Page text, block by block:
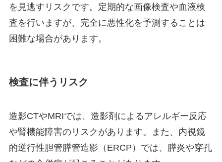
を見逃すリスクです。定期的な画像検査や血液検
査を行いますが、完全に悪性化を予測することは
困難な場合があります。
検査に伴うリスク
造影CTやMRIでは、造影剤によるアレルギー反応
や腎機能障害のリスクがあります。また、内視鏡
的逆行性胆管膵管造影（ERCP）では、膵炎や穿孔